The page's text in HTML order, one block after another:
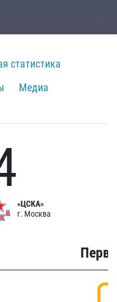
статистика
Медиа
«ЦСКА»
г. Москва